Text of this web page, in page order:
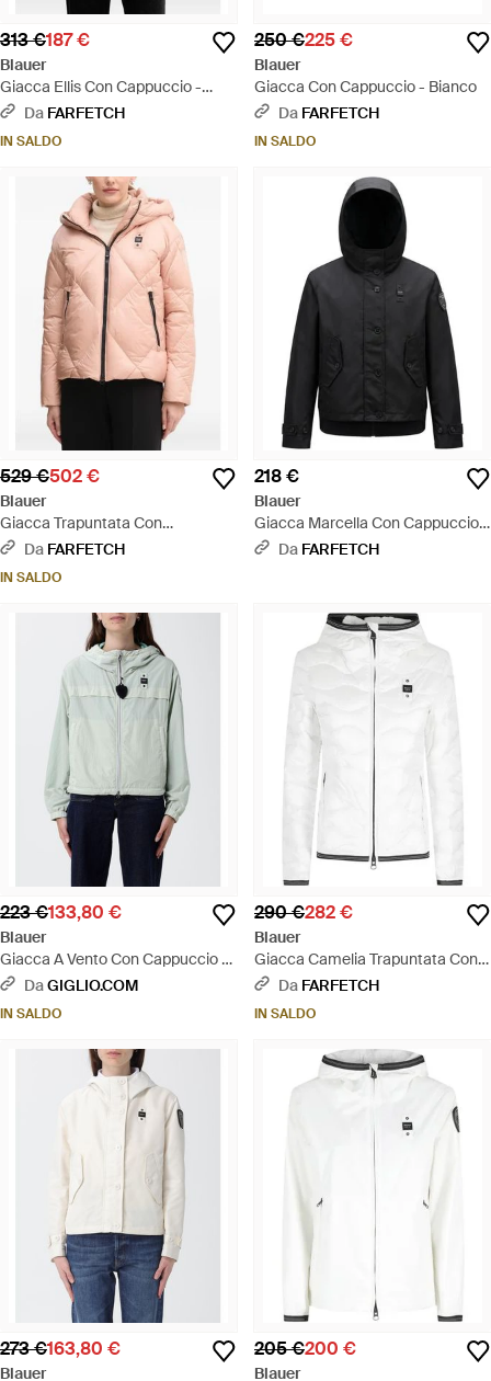
313 €187 €
Blauer
Giacca Ellis Con Cappuccio -
Bianco
Da FARFETCH
IN SALDO
250 €225 €
Blauer
Giacca Con Cappuccio - Bianco
Da FARFETCH
IN SALDO
529 €502 €
Blauer
Giacca Trapuntata Con
Cappuccio - Rosa
Da FARFETCH
IN SALDO
218 €
Blauer
Giacca Marcella Con Cappuccio -
NeroDa FARFETCH
223 €133,80 €
Blauer
Giacca A Vento Con Cappuccio -
Grigio
DaGIGLIO.COM
IN SALDO
290 €282 €
Blauer
Giacca Camelia Trapuntata Con
Cappuccio - Bianco
Da FARFETCH
IN SALDO
273 €163,80 €
Blauer
205 €200 €
Blauer